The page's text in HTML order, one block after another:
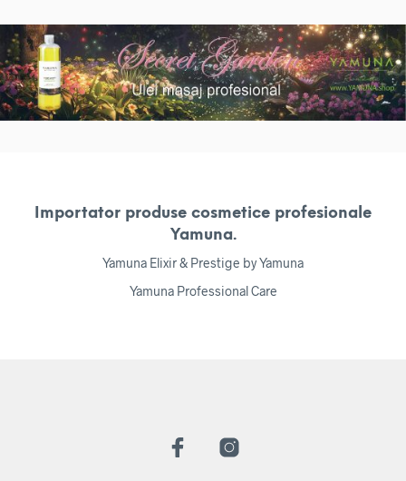
Importator produse cosmetice profesionale
Yamuna.
Yamuna Elixir & Prestige by Yamuna
Yamuna Professional Care